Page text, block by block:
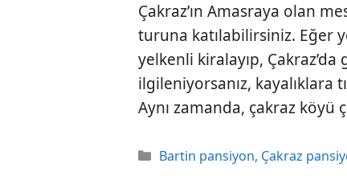
Çakraz’ın Amasraya olan
turuna katılabilirsiniz. Eğer
yelkenli kiralayıp,
ilgileniyorsanız, kayalıklara
Aynı zamanda, çakraz
Kategoriler
Bartin pansiyon, Çakraz